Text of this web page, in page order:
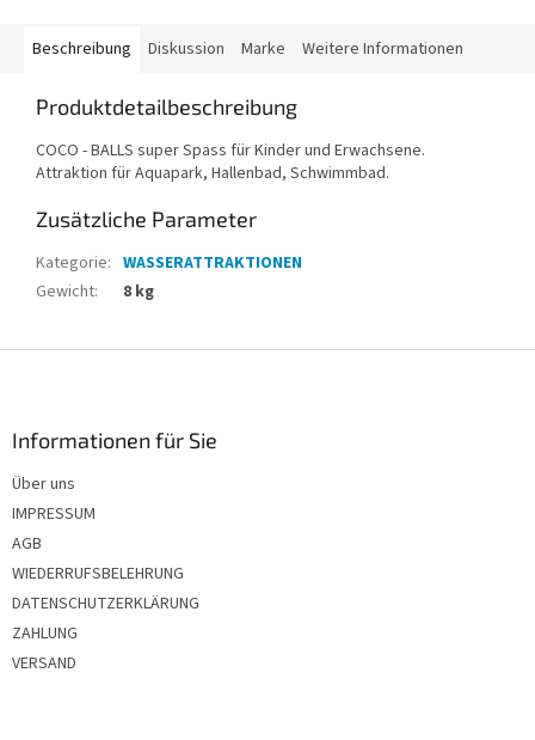
Beschreibung Diskussion Marke Weitere Informationen
Produktdetailbeschreibung
COCO - BALLS super Spass für Kinder und Erwachsene.
Attraktion für Aquapark, Hallenbad, Schwimmbad.
Zusätzliche Parameter
Kategorie: WASSERATTRAKTIONEN
Gewicht: 8 kg
Informationen für Sie
Über uns
IMPRESSUM
AGB
WIEDERRUFSBELEHRUNG
DATENSCHUTZERKLÄRUNG
ZAHLUNG
VERSAND